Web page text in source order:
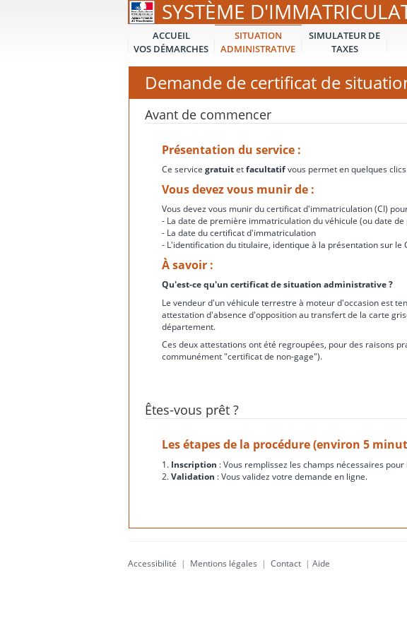
SYSTÈME
ACCUEIL
VOS DÉMARCHES
SITUATION
ADMINISTRATIVE
SIMULATEUR DE
TAXES
Demande de certificat de
Avant de commencer
Présentation du service :
Ce service gratuitetfacultatifvous permet en quelques
Vous devez vous munir de :
Vous devez vous munir du certificat d'immatriculation (CI)
- La date de première immatriculation du véhicule (ou date
- La date du certificat d'immatriculation
- L'identification du titulaire, identique à la présentation sur le
À savoir :
Qu'est-ce qu'un certificat de situation administrative ?
Le vendeur d'un véhicule terrestre à moteur d'occasion est
attestation d'absence d'opposition au transfert de la carte
département.
Ces deux attestations ont été regroupées, pour des raisons
communément "certificat de non-gage").
Êtes-vous prêt ?
Les étapes de la procédure (environ 5
1. Inscription : Vous remplissez les champs nécessaires
2.Validation : Vous validez votre demande en ligne.
Accessibilité | Mentions légales | Contact | Aide